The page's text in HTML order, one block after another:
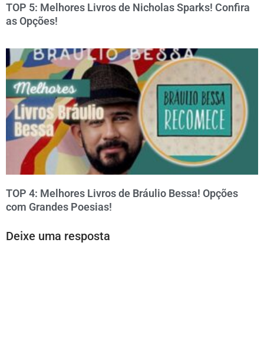
TOP 5: Melhores Livros de Nicholas Sparks! Confira
as Opções!
TOP 4: Melhores Livros de Bráulio Bessa! Opções
com Grandes Poesias!
Deixe uma resposta